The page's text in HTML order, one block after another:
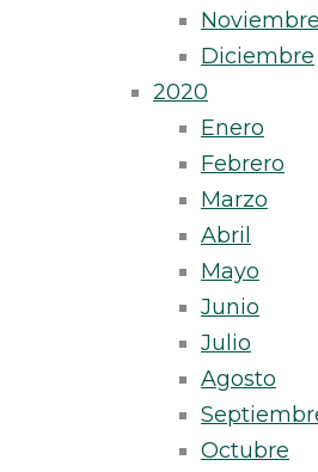
Noviembre
Diciembre
2020
Enero
Febrero
Marzo
Abril
Mayo
Junio
Julio
Agosto
Octubre